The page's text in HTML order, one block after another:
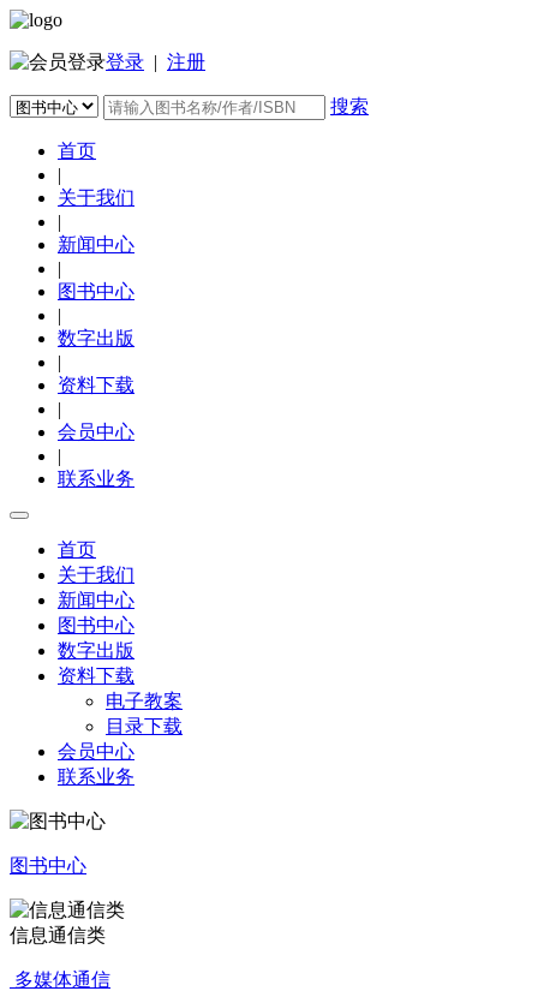
登录 | 注册
搜索
首页
|
关于我们
|
新闻中心
|
图书中心
|
数字出版
|
资料下载
|
会员中心
|
联系业务
首页
关于我们
新闻中心
图书中心
数字出版
资料下载
电子教案
目录下载
会员中心
联系业务
图书中心
信息通信类
多媒体通信